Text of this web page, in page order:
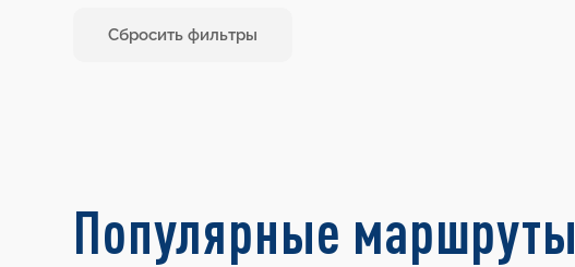
Сбросить фильтры
Популярные маршруты